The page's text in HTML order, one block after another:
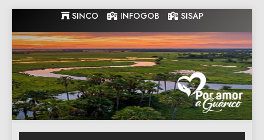
to
content
SINCO INFOGOB SISAP
Gobernacion
de Guarico
Gobernacion de Guarico